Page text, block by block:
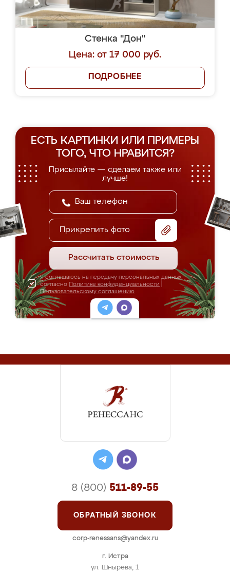
Стенка "Дон"
Цена: от 17 000 руб.
ПОДРОБНЕЕ
ЕСТЬ КАРТИНКИ ИЛИ ПРИМЕРЫ
ТОГО, ЧТО НРАВИТСЯ?
Присылайте — сделаем также или
лучше!
Прикрепить фото
Рассчитать стоимость
Я соглашаюсь на передачу персональных данных
согласно Политике конфиденциальности
Пользовательскому соглашению
г. Истра
ул. Шнырева, 1
8 (800) 511-89-55
ОБРАТНЫЙ ЗВОНОК
corp-renessans@yandex.ru